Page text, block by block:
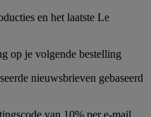
en het laatste Le
op je volgende bestelling
nieuwsbrieven gebaseerd
van 10% per e-mail.